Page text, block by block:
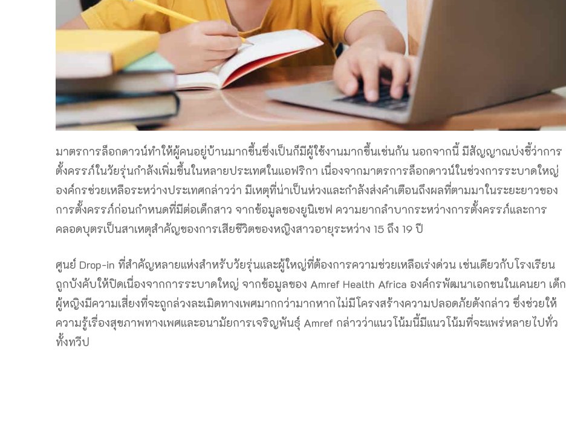
มาตรการล็อกดาวน์ทำให้ผู้คนอยู่บ้านมากขึ้นซึ่งเป็นก็มีผู้ใช้งานมากขึ้นเช่นกัน นอกจากนี้ มีสัญญาณบ่งชี้ว่าการ
ตั้งครรภ์ในวัยรุ่นกำลังเพิ่มขึ้นในหลายประเทศในแอฟริกา เนื่องจากมาตรการล็อกดาวน์ในช่วงการระบาดใหญ่
องค์กรช่วยเหลือระหว่างประเทศกล่าวว่า มีเหตุที่น่าเป็นห่วงและกำลังส่งคำเตือนถึงผลที่ตามมาในระยะยาวของ
การตั้งครรภ์ก่อนกำหนดที่มีต่อเด็กสาว จากข้อมูลของยูนิเซฟ ความยากลำบากระหว่างการตั้งครรภ์และการ
คลอดบุตรเป็นสาเหตุสำคัญของการเสียชีวิตของหญิงสาวอายุระหว่าง 15 ถึง 19 ปี
ศูนย์ Drop-in ที่สำคัญหลายแห่งสำหรับวัยรุ่นและผู้ใหญ่ที่ต้องการความช่วยเหลือเร่งด่วน เช่นเดียวกับโรงเรียน
ถูกบังคับให้ปิดเนื่องจากการระบาดใหญ่ จากข้อมูลของ Amref Health Africa องค์กรพัฒนาเอกชนในเคนยา เด็ก
ผู้หญิงมีความเสี่ยงที่จะถูกล่วงละเมิดทางเพศมากกว่ามากหากไม่มีโครงสร้างความปลอดภัยดังกล่าว ซึ่งช่วยให้
ความรู้เรื่องสุขภาพทางเพศและอนามัยการเจริญพันธุ์ Amref กล่าวว่าแนวโน้มนี้มีแนวโน้มที่จะแพร่หลายไปทั่ว
ทั้งทวีป